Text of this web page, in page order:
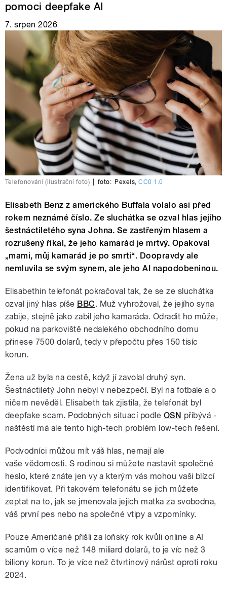
pomoci deepfake AI
7. srpen 2026
Telefonování (ilustrační foto) foto: Pexels ,CC0 1.0
Elisabeth Benz z amerického Buffala volalo asi před
rokem neznámé číslo. Ze sluchátka se ozval hlas jejího
šestnáctiletého syna Johna. Se zastřeným hlasem a
rozrušený říkal, že jeho kamarád je mrtvý. Opakoval
„mami, můj kamarád je po smrti“. Doopravdy ale
nemluvila se svým synem, ale jeho AI napodobeninou.
Elisabethin telefonát pokračoval tak, že se ze sluchátka
ozval jiný hlas píše BBC. Muž vyhrožoval, že jejího syna
zabije, stejně jako zabil jeho kamaráda. Odradit ho může,
pokud na parkoviště nedalekého obchodního domu
přinese 7500 dolarů, tedy v přepočtu přes 150 tisíc
korun.
Žena už byla na cestě, když jí zavolal druhý syn.
Šestnáctiletý John nebyl v nebezpečí. Byl na fotbale a o
ničem nevěděl. Elisabeth tak zjistila, že telefonát byl
deepfake scam. Podobných situací podle OSN přibývá -
naštěstí má ale tento high-tech problém low-tech řešení.
Podvodníci můžou mít váš hlas, nemají ale
vaše vědomosti. S rodinou si můžete nastavit společné
heslo, které znáte jen vy a kterým vás mohou vaši blízcí
identifikovat. Při takovém telefonátu se jich můžete
zeptat na to, jak se jmenovala jejich matka za svobodna,
váš první pes nebo na společné vtipy a vzpomínky.
Pouze Američané přišli za loňský rok kvůli online a AI
scamům o více než 148 miliard dolarů, to je víc než 3
biliony korun. To je více než čtvrtinový nárůst oproti roku
2024.